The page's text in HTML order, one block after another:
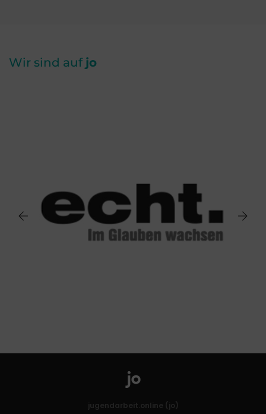
Wir sind auf jo
jugendarbeit.online (jo)